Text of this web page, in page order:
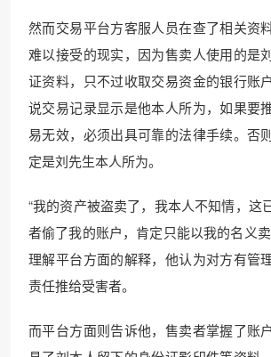
然而交易平台方客服人员在查了相关资
难以接受的现实，因为售卖人使用的是
证资料，只不过收取交易资金的银行账
说交易记录显示是他本人所为，如果要
易无效，必须出具可靠的法律手续。否
定是刘先生本人所为。
“我的资产被盗卖了，我本人不知情，这
者偷了我的账户，肯定只能以我的名义
理解平台方面的解释，他认为对方有管
责任推给受害者。
而平台方面则告诉他，售卖者掌握了账